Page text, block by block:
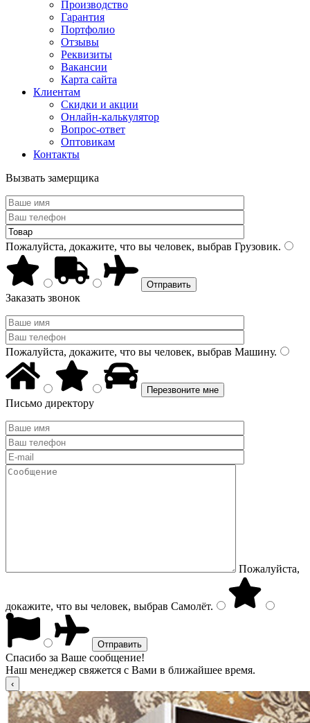
Производство
Гарантия
Портфолио
Отзывы
Реквизиты
Вакансии
Карта сайта
Клиентам
Скидки и акции
Онлайн-калькулятор
Вопрос-ответ
Оптовикам
Контакты
Вызвать замерщика
Пожалуйста, докажите, что вы человек, выбрав Грузовик.
Заказать звонок
Пожалуйста, докажите, что вы человек, выбрав Машину.
Письмо директору
Пожалуйста,
докажите, что вы человек, выбрав Самолёт.
Спасибо за Ваше сообщение!
Наш менеджер свяжется с Вами в ближайшее время.